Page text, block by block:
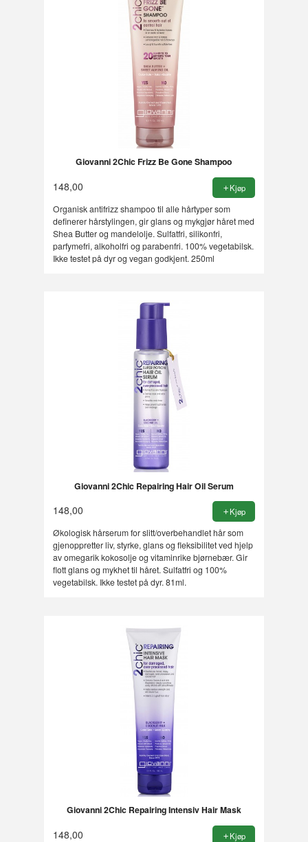
Giovanni 2Chic Frizz Be Gone Shampoo
148,00 Kjøp
Organisk antifrizz shampoo til alle hårtyper som
definerer hårstylingen, gir glans og mykgjør håret med
Shea Butter og mandelolje. Sulfatfri, silikonfri,
parfymefri, alkoholfri og parabenfri. 100% vegetabilsk.
Ikke testet på dyr og vegan godkjent. 250ml
Giovanni 2Chic Repairing Hair Oil Serum
148,00 Kjøp
Økologisk hårserum for slitt/overbehandlet hår som
gjenoppretter liv, styrke, glans og fleksibilitet ved hjelp
av omegarik kokosolje og vitaminrike bjørnebær. Gir
flott glans og mykhet til håret. Sulfatfri og 100%
vegetabilsk. Ikke testet på dyr. 81ml.
Giovanni 2Chic Repairing Intensiv Hair Mask
148,00 Kjøp